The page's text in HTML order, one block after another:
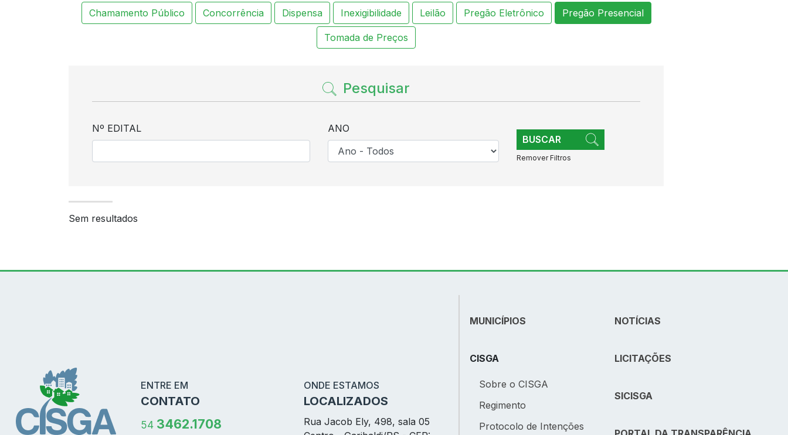
Chamamento Público Concorrência Dispensa Inexigibilidade Leilão Pregão Eletrônico Pregão Presencial
Tomada de Preços
Pesquisar
Nº EDITAL
ANO
BUSCAR
Remover Filtros
Sem resultados
ENTRE EM
CONTATO
543462.1708
ONDE ESTAMOS
LOCALIZADOS
Rua Jacob Ely, 498, sala 05
MUNICÍPIOS
CISGA
Sobre o CISGA
Regimento
Protocolo de Intenções
NOTÍCIAS
LICITAÇÕES
SICISGA